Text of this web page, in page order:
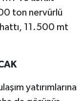
ton nervürlü
11.500 mt
yatırımlarına